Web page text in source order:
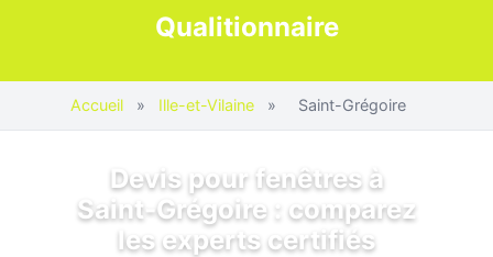
Qualitionnaire
Accueil » Ille-et-Vilaine » Saint-Grégoire
Devis pour fenêtres à
Saint-Grégoire : comparez
les experts certifiés